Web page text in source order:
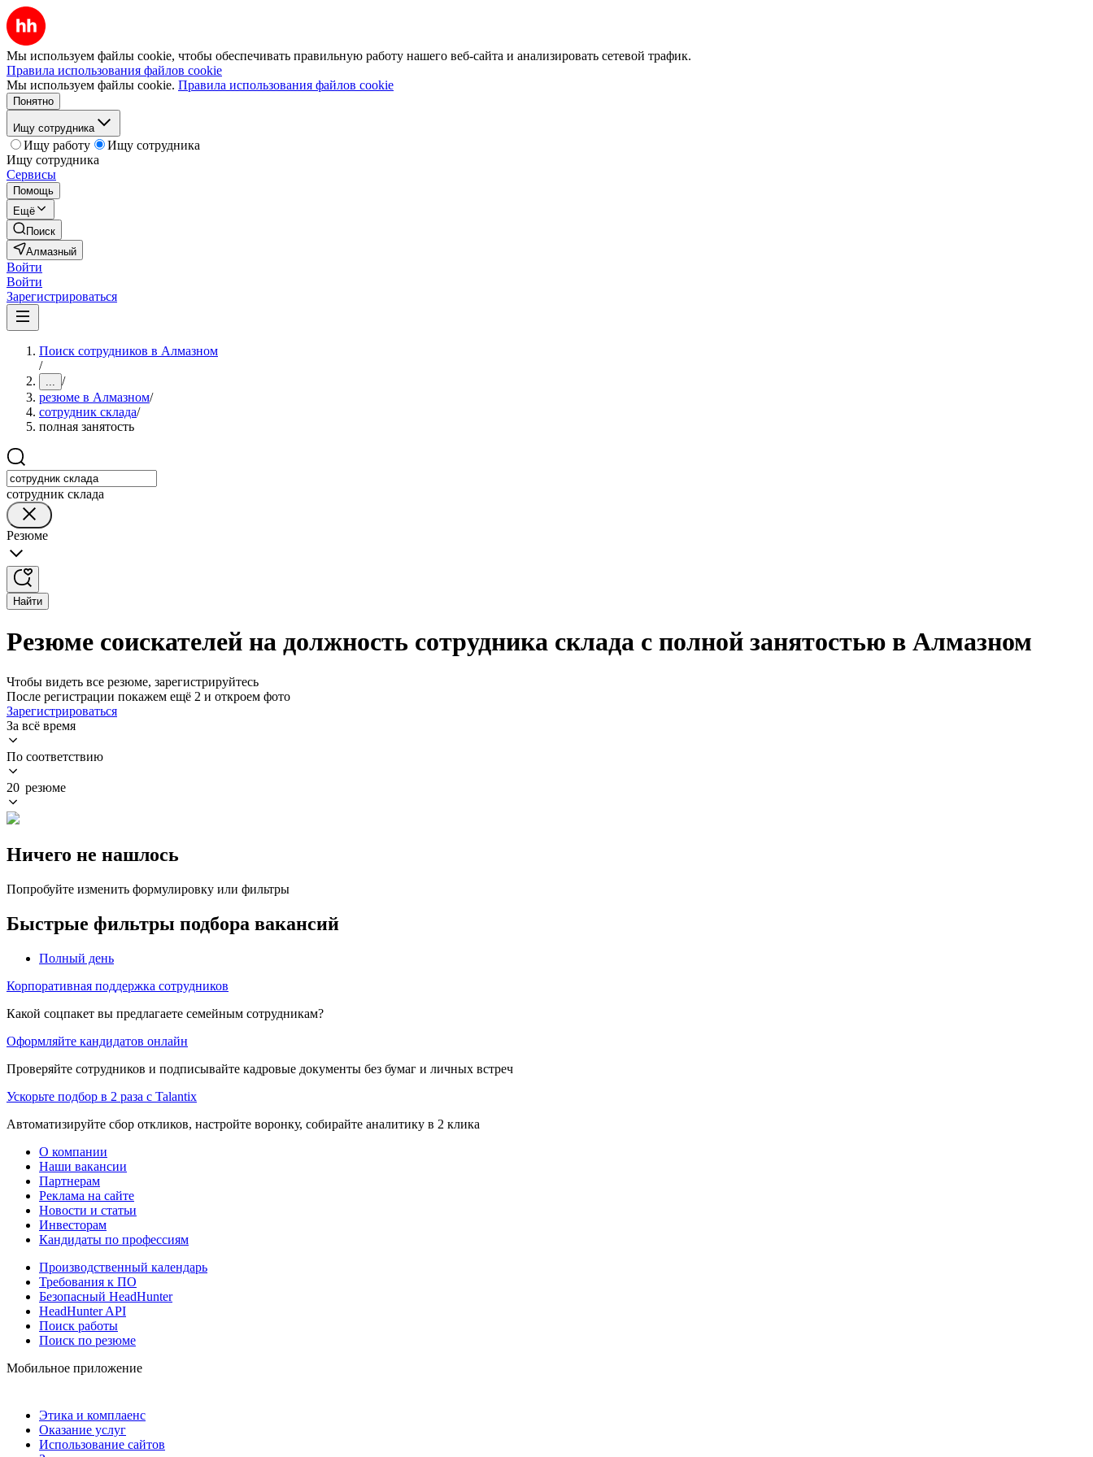
Мы используем файлы cookie, чтобы обеспечивать правильную работу нашего веб-сайта и анализировать сетевой трафик.
Правила использования файлов cookie
Мы используем файлы cookie. Правила использования файлов cookie
Понятно
Ищу сотрудника
Ищу работу
Ищу сотрудника
Ищу сотрудника
Сервисы
Помощь
Ещё
Поиск
Алмазный
Войти
Войти
Зарегистрироваться
Поиск сотрудников в Алмазном
/
... /
резюме в Алмазном/
сотрудник склада/
полная занятость
сотрудник склада
Резюме
Найти
Резюме соискателей на должность сотрудника склада с полной занятостью в Алмазном
Чтобы видеть все резюме, зарегистрируйтесь
После регистрации покажем ещё 2 и откроем фото
Зарегистрироваться
За всё время
По соответствию
20 резюме
Ничего не нашлось
Попробуйте изменить формулировку или фильтры
Быстрые фильтры подбора вакансий
Полный день
Корпоративная поддержка сотрудников
Какой соцпакет вы предлагаете семейным сотрудникам?
Оформляйте кандидатов онлайн
Проверяйте сотрудников и подписывайте кадровые документы без бумаг и личных встреч
Ускорьте подбор в 2 раза с Talantix
Автоматизируйте сбор откликов, настройте воронку, собирайте аналитику в 2 клика
О компании
Наши вакансии
Партнерам
Реклама на сайте
Новости и статьи
Инвесторам
Кандидаты по профессиям
Производственный календарь
Требования к ПО
Безопасный HeadHunter
HeadHunter API
Поиск работы
Поиск по резюме
Мобильное приложение
Этика и комплаенс
Оказание услуг
Использование сайтов